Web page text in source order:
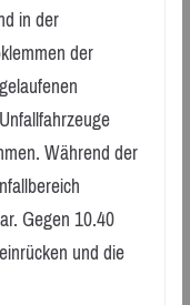
in der
der
Während der
Gegen 10.40
und die